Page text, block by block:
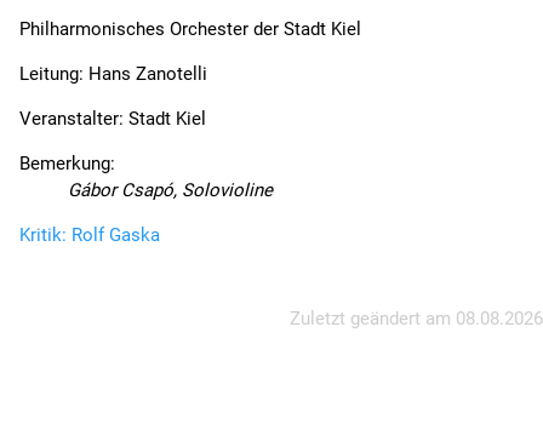
Philharmonisches Orchester der Stadt Kiel
Leitung: Hans Zanotelli
Veranstalter: Stadt Kiel
Bemerkung:
Gábor Csapó, Solovioline
Kritik: Rolf Gaska
Zuletzt geändert am 08.08.2026